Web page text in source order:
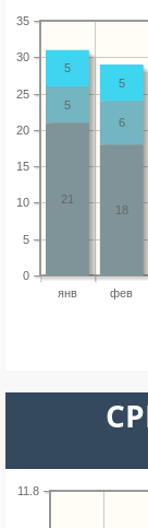
янв фев
0
5
10
15
20
25
30
35
18
21
6
5
5
5
11.8